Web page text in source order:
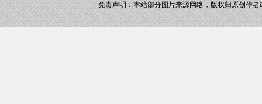
免责声明：本站部分图片来源网络，版权归原创作